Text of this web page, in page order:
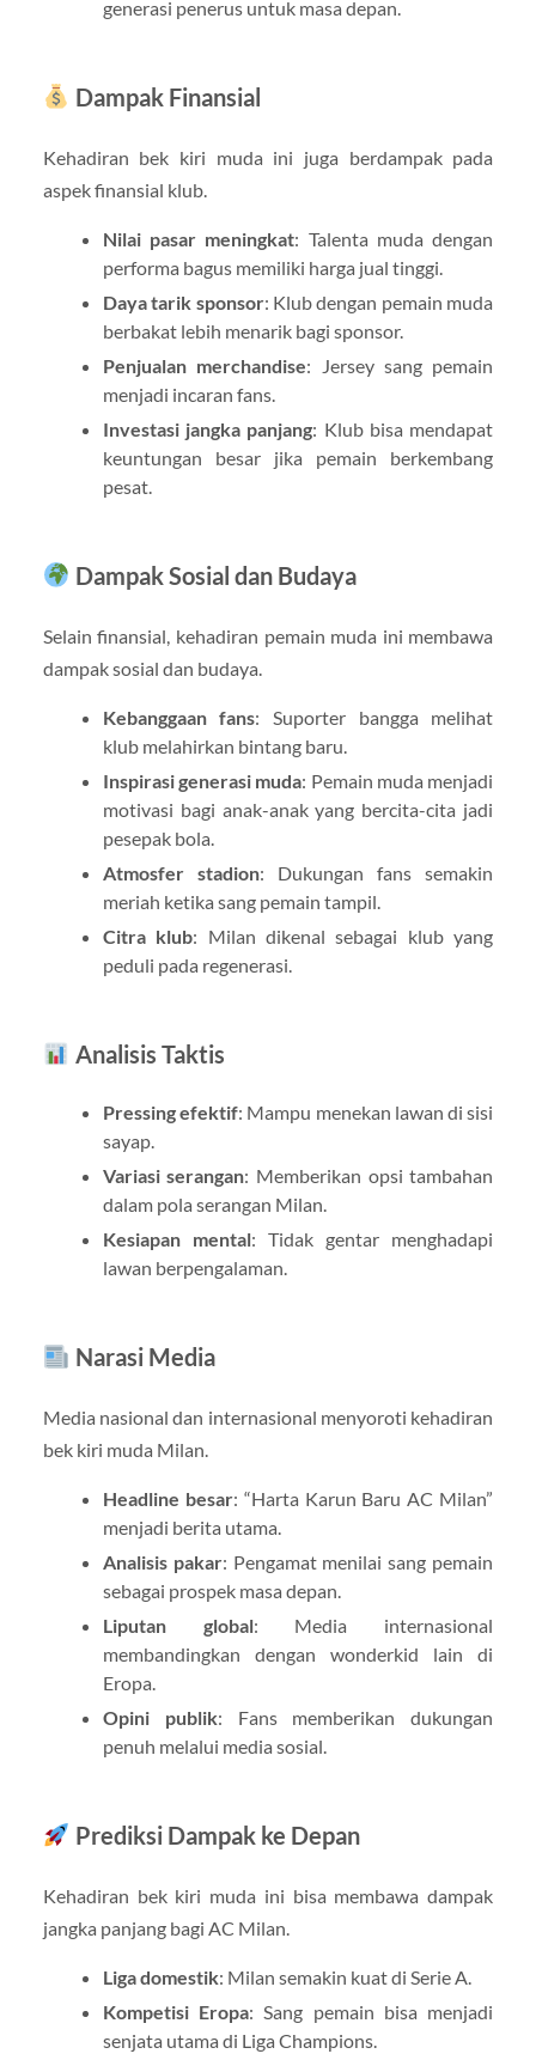
generasi penerus untuk masa depan.
Dampak Finansial
Kehadiran bek kiri muda ini juga berdampak pada
aspek finansial klub.
Nilai pasar meningkat: Talenta muda dengan
performa bagus memiliki harga jual tinggi.
Daya tarik sponsor: Klub dengan pemain muda
berbakat lebih menarik bagi sponsor.
Penjualan merchandise: Jersey sang pemain
menjadi incaran fans.
Investasi jangka panjang: Klub bisa mendapat
keuntungan besar jika pemain berkembang
pesat.
Dampak Sosial dan Budaya
Selain finansial, kehadiran pemain muda ini membawa
dampak sosial dan budaya.
Kebanggaan fans: Suporter bangga melihat
klub melahirkan bintang baru.
Inspirasi generasi muda: Pemain muda menjadi
motivasi bagi anak-anak yang bercita-cita jadi
pesepak bola.
Atmosfer stadion: Dukungan fans semakin
meriah ketika sang pemain tampil.
Citra klub: Milan dikenal sebagai klub yang
peduli pada regenerasi.
Analisis Taktis
Pressing efektif: Mampu menekan lawan di sisi
sayap.
Variasi serangan: Memberikan opsi tambahan
dalam pola serangan Milan.
Kesiapan mental: Tidak gentar menghadapi
lawan berpengalaman.
Narasi Media
Media nasional dan internasional menyoroti kehadiran
bek kiri muda Milan.
Headline besar: “Harta Karun Baru AC Milan”
menjadi berita utama.
Analisis pakar: Pengamat menilai sang pemain
sebagai prospek masa depan.
Liputan global: Media internasional
membandingkan dengan wonderkid lain di
Eropa.
Opini publik: Fans memberikan dukungan
penuh melalui media sosial.
Prediksi Dampak ke Depan
Kehadiran bek kiri muda ini bisa membawa dampak
jangka panjang bagi AC Milan.
Liga domestik: Milan semakin kuat di Serie A.
Kompetisi Eropa: Sang pemain bisa menjadi
senjata utama di Liga Champions.